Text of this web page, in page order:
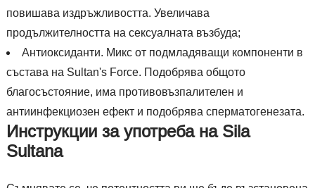
повишава издръжливостта. Увеличава
продължителността на сексуалната възбуда;
Антиоксиданти. Микс от подмладяващи компоненти в
състава на Sultan's Force. Подобрява общото
благосъстояние, има противовъзпалителен и
антиинфекциозен ефект и подобрява сперматогенезата.
Инструкции за употреба на Sila
Sultana